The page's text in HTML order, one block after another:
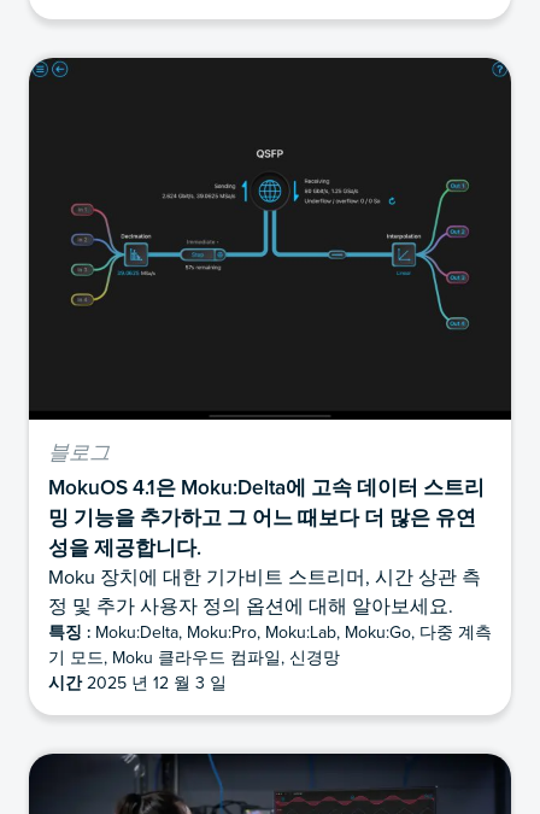
블로그
MokuOS 4.1은 Moku:Delta에 고속 데이터 스트리
밍 기능을 추가하고 그 어느 때보다 더 많은 유연
성을 제공합니다.
Moku 장치에 대한 기가비트 스트리머, 시간 상관 측
정 및 추가 사용자 정의 옵션에 대해 알아보세요.
특징 : Moku:Delta, Moku:Pro, Moku:Lab, Moku:Go, 다중 계측
기 모드, Moku 클라우드 컴파일, 신경망
시간2025 년 12 월 3 일